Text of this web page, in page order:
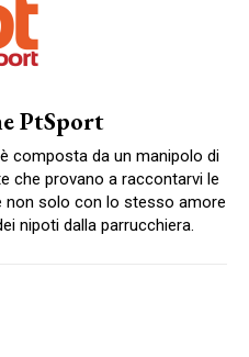
PtSport
composta da un manipolo di
che provano a raccontarvi le
non solo con lo stesso amore
nipoti dalla parrucchiera.